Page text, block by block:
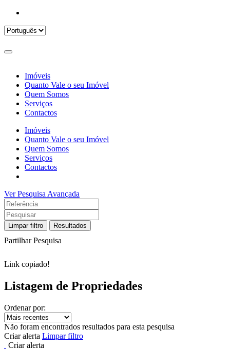
Imóveis
Quanto Vale o seu Imóvel
Quem Somos
Serviços
Contactos
Imóveis
Quanto Vale o seu Imóvel
Quem Somos
Serviços
Contactos
Ver Pesquisa Avançada
Limpar filtro Resultados
Partilhar Pesquisa
Link copiado!
Listagem de Propriedades
Ordenar por:
Não foram encontrados resultados para esta pesquisa
Criar alerta Limpar filtro
Criar alerta